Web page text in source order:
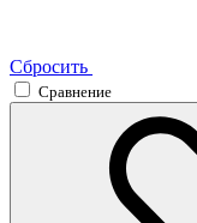
Сбросить
Сравнение